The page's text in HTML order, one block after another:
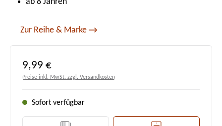
Zur Reihe & Marke
Regulärer Preis:
9,99 €
Preise inkl. MwSt. zzgl. Versandkosten
Sofort verfügbar